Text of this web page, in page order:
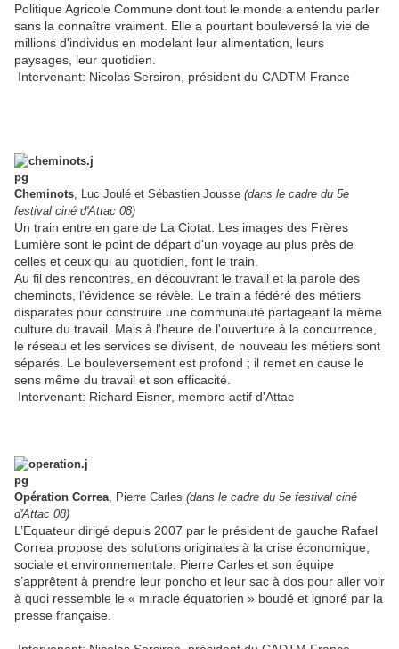
Politique Agricole Commune dont tout le monde a entendu parler
sans la connaître vraiment. Elle a pourtant bouleversé la vie de
millions d'individus en modelant leur alimentation, leurs
paysages, leur quotidien.
Intervenant: Nicolas Sersiron, président du CADTM France
Cheminots , Luc Joulé et Sébastien Jousse (dans le cadre du 5e
festival ciné d'Attac 08)
Un train entre en gare de La Ciotat. Les images des Frères
Lumière sont le point de départ d'un voyage au plus près de
celles et ceux qui au quotidien, font le train.
Au fil des rencontres, en découvrant le travail et la parole des
cheminots, l'évidence se révèle. Le train a fédéré des métiers
disparates pour construire une communauté partageant la même
culture du travail. Mais à l'heure de l'ouverture à la concurrence,
le réseau et les services se divisent, de nouveau les métiers sont
séparés. Le bouleversement est profond ; il remet en cause le
sens même du travail et son efficacité.
Intervenant: Richard Eisner, membre actif d'Attac
Opération Correa , Pierre Carles (dans le cadre du 5e festival ciné
d'Attac 08)
L’Equateur dirigé depuis 2007 par le président de gauche Rafael
Correa propose des solutions originales à la crise économique,
sociale et environnementale. Pierre Carles et son équipe
s’apprêtent à prendre leur poncho et leur sac à dos pour aller voir
à quoi ressemble le « miracle équatorien » boudé et ignoré par la
presse française.